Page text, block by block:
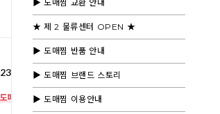
▶ 도매찜 교환 안내
★ 제 2 물류센터 OPEN ★
▶ 도매찜 반품 안내
▶ 도매찜 브랜드 스토리
▶ 도매찜 이용안내
23,600원 (부가세별도)